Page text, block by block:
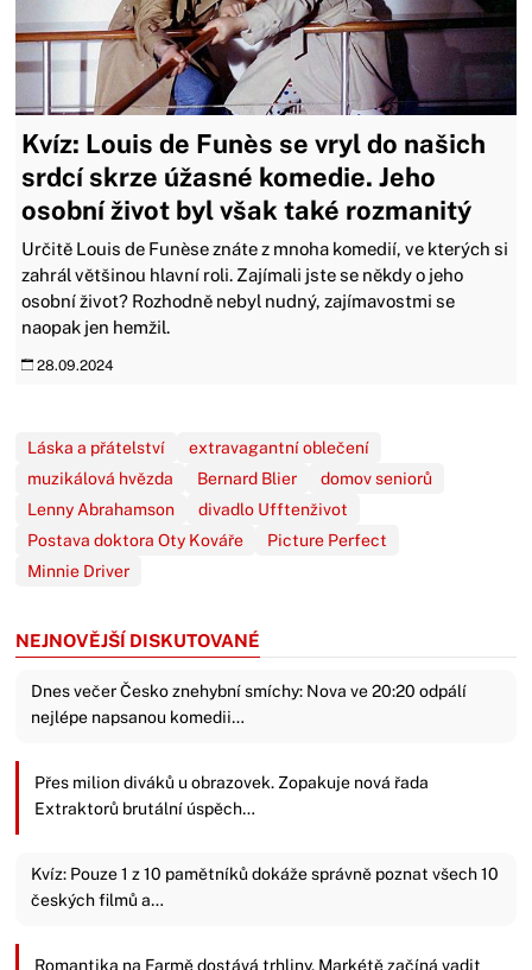
Kvíz: Louis de Funès se vryl do našich
srdcí skrze úžasné komedie. Jeho
osobní život byl však také rozmanitý
Určitě Louis de Funèse znáte z mnoha komedií, ve kterých si
zahrál většinou hlavní roli. Zajímali jste se někdy o jeho
osobní život? Rozhodně nebyl nudný, zajímavostmi se
naopak jen hemžil.
28.09.2024
Láska a přátelství
extravagantní oblečení
muzikálová hvězda
Bernard Blier
domov seniorů
Lenny Abrahamson
divadlo Ufftenživot
Postava doktora Oty Kováře
Picture Perfect
Minnie Driver
NEJNOVĚJŠÍ DISKUTOVANÉ
Dnes večer Česko znehybní smíchy: Nova ve 20:20 odpálí
nejlépe napsanou komedii…
Přes milion diváků u obrazovek. Zopakuje nová řada
Extraktorů brutální úspěch…
Kvíz: Pouze 1 z 10 pamětníků dokáže správně poznat všech 10
českých filmů a…
Romantika na Farmě dostává trhliny. Markétě začíná vadit